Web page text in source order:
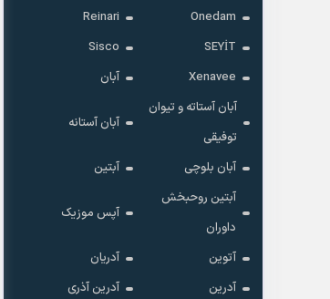
Onedam
Reinari
SEYİT
Sisco
Xenavee
آبان
آبان آستاته و تیوان
توفیقی
آبان آستانه
آبان بلوچی
آبتین
آبتین روحبخش
داوران
آپس موزیک
آتوین
آدریان
آدرین
آدرین آذری